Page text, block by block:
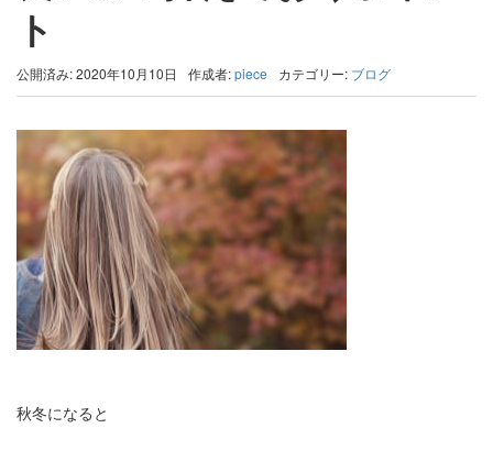
ト
公開済み: 2020年10月10日 作成者:piece カテゴリー: ブログ
秋冬になると